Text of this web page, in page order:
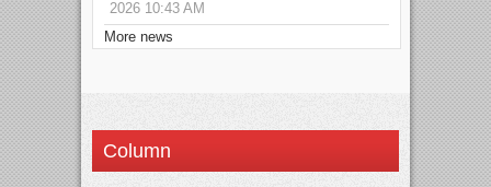
2026 10:43 AM
More news
Column